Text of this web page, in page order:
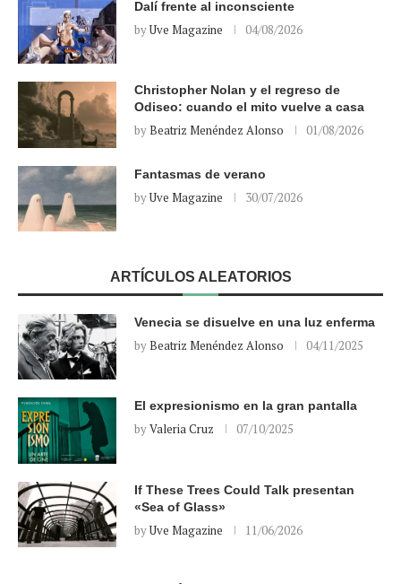
Dalí frente al inconsciente
byUve Magazine 04/08/2026
Christopher Nolan y el regreso de
Odiseo: cuando el mito vuelve a casa
byBeatriz Menéndez Alonso 01/08/2026
Fantasmas de verano
byUve Magazine 30/07/2026
ARTÍCULOS ALEATORIOS
Venecia se disuelve en una luz enferma
byBeatriz Menéndez Alonso 04/11/2025
El expresionismo en la gran pantalla
byValeria Cruz 07/10/2025
If These Trees Could Talk presentan
«Sea of Glass»
byUve Magazine 11/06/2026